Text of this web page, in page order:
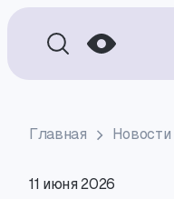
Главная Новости
11 июня 2026